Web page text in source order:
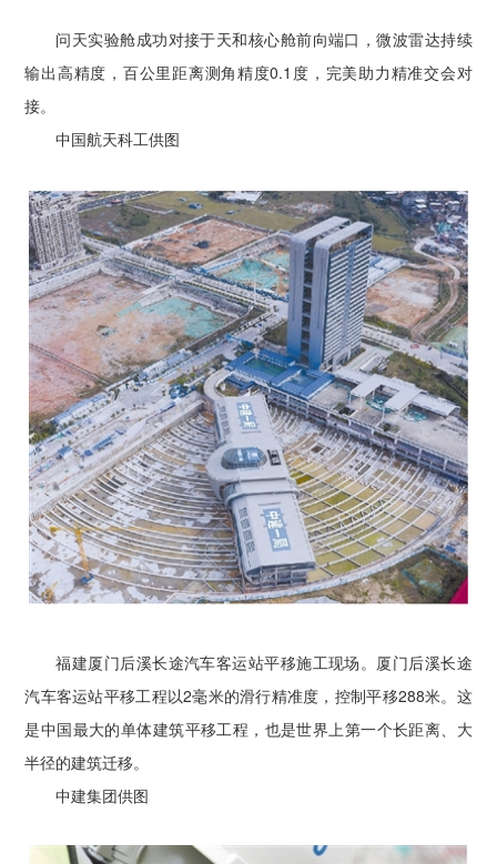
问天实验舱成功对接于天和核心舱前向端口，微波雷达持续
输出高精度，百公里距离测角精度0.1度，完美助力精准交会对
接。
中国航天科工供图
福建厦门后溪长途汽车客运站平移施工现场。厦门后溪长途
汽车客运站平移工程以2毫米的滑行精准度，控制平移288米。这
是中国最大的单体建筑平移工程，也是世界上第一个长距离、大
半径的建筑迁移。
中建集团供图